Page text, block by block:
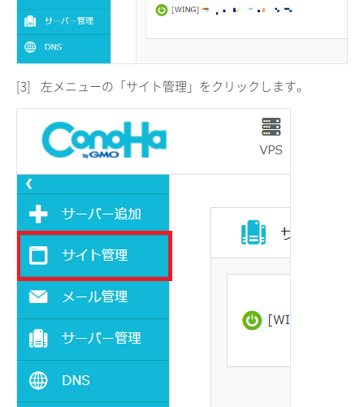
[3] 左メニューの「サイト管理」をクリックします。